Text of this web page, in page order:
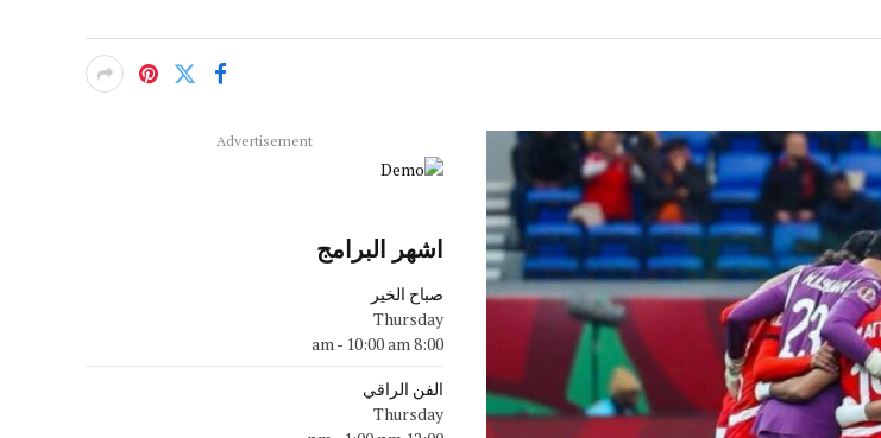
Advertisement
اشهر البرامج
صباح الخير
Thursday
8:00 am
- 10:00 am
الفن الراقي
Thursday